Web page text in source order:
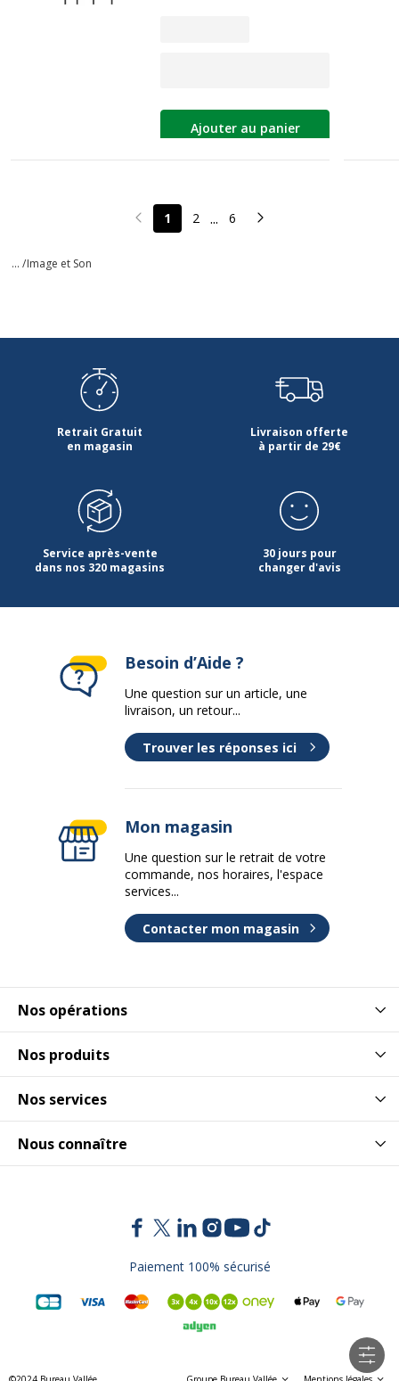
Ajouter au panier
Page précédente
1 2 ... 6 Page suivante
... /Image et Son
Retrait Gratuit
en magasin
Livraison offerte
à partir de 29€
Service après-vente
dans nos 320 magasins
30 jours pour
changer d'avis
Nos opérations
Nos produits
Nos services
Nous connaître
Besoin d’Aide ?
Une question sur un article, une
livraison, un retour...
Trouver les réponses ici
Mon magasin
Une question sur le retrait de votre
commande, nos horaires, l'espace
services...
Contacter mon magasin
Paiement 100% sécurisé